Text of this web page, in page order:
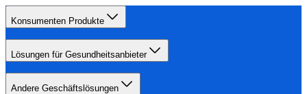
Konsumenten Produkte
Lösungen für Gesundheitsanbieter
Andere Geschäftslösungen